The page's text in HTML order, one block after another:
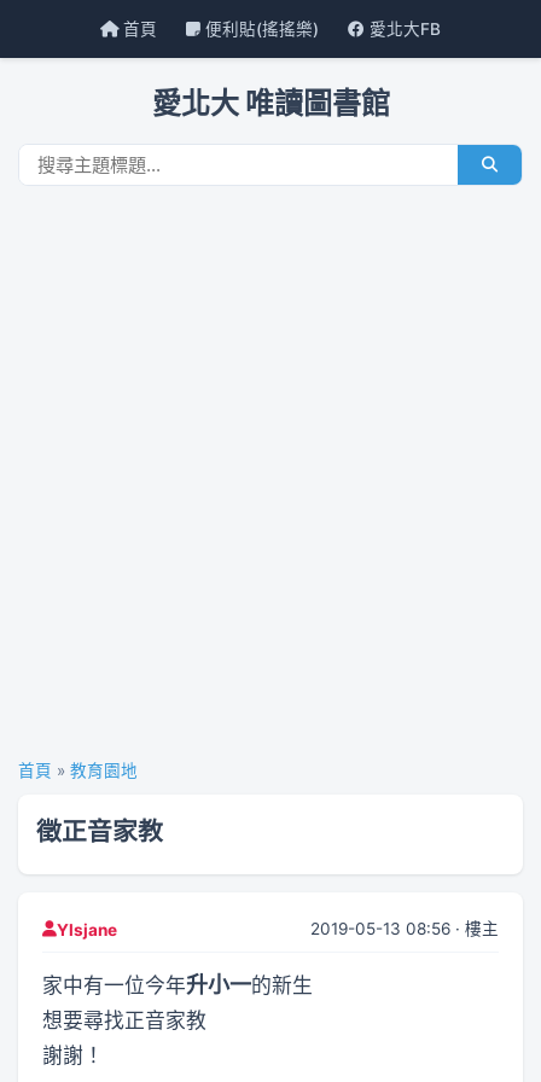
首頁 便利貼(搖搖樂) 愛北大FB
愛北大 唯讀圖書館
首頁 » 教育園地
徵正音家教
Ylsjane 2019-05-13 08:56 · 樓主
家中有一位今年升小一的新生
想要尋找正音家教
謝謝！